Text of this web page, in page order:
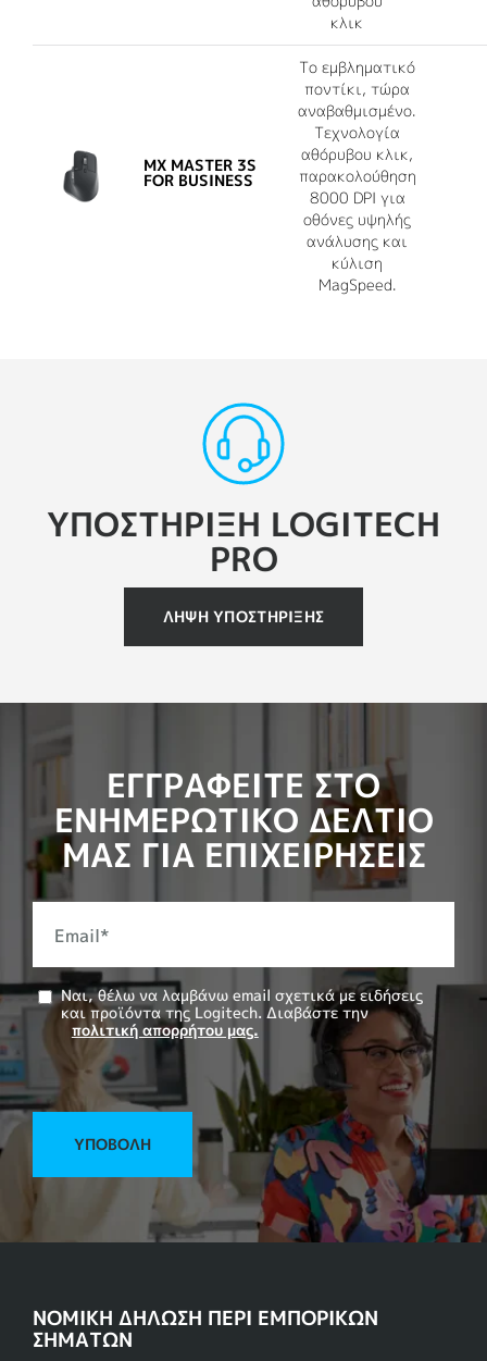
κλικ
MX MASTER 3S
FOR BUSINESS
Το εμβληματικό
ποντίκι, τώρα
αναβαθμισμένο.
Τεχνολογία
αθόρυβου κλικ,
παρακολούθηση
8000 DPI για
οθόνες υψηλής
ανάλυσης και
κύλιση
MagSpeed.
ΥΠΟΣΤΗΡΙΞΗ LOGITECH
PRO
ΛΗΨΗ ΥΠΟΣΤΗΡΙΞΗΣ
ΕΓΓΡΑΦΕΙΤΕ ΣΤΟ
ΕΝΗΜΕΡΩΤΙΚΟ ΔΕΛΤΙΟ
ΜΑΣ ΓΙΑ ΕΠΙΧΕΙΡΗΣΕΙΣ
Email*
Ναι, θέλω να λαμβάνω email σχετικά με ειδήσεις
και προϊόντα της Logitech. Διαβάστε την
πολιτική απορρήτου μας.
ΥΠΟΒΟΛΉ
ΝΟΜΙΚΗ ΔΗΛΩΣΗ ΠΕΡΙ ΕΜΠΟΡΙΚΩΝ
ΣΗΜΑΤΩΝ